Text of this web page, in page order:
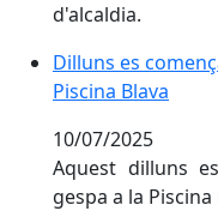
d'alcaldia.
Dilluns es
Dilluns es
Piscina Blava
10/07/2025
Aquest dilluns
gespa a la